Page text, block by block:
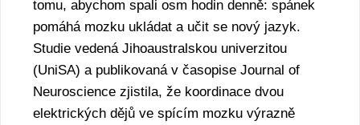
tomu, abychom spali osm hodin denně: spánek
pomáhá mozku ukládat a učit se nový jazyk.
Studie vedená Jihoaustralskou univerzitou
(UniSA) a publikovaná v časopise Journal of
Neuroscience zjistila, že koordinace dvou
elektrických dějů ve spícím mozku výrazně